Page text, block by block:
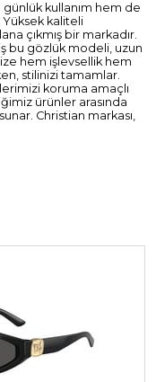
günlük kullanım hem de
Yüksek kaliteli
çıkmış bir markadır.
bu gözlük modeli, uzun
hem işlevsellik hem
stilinizi tamamlar.
koruma amaçlı
ürünler arasında
Christian markası,